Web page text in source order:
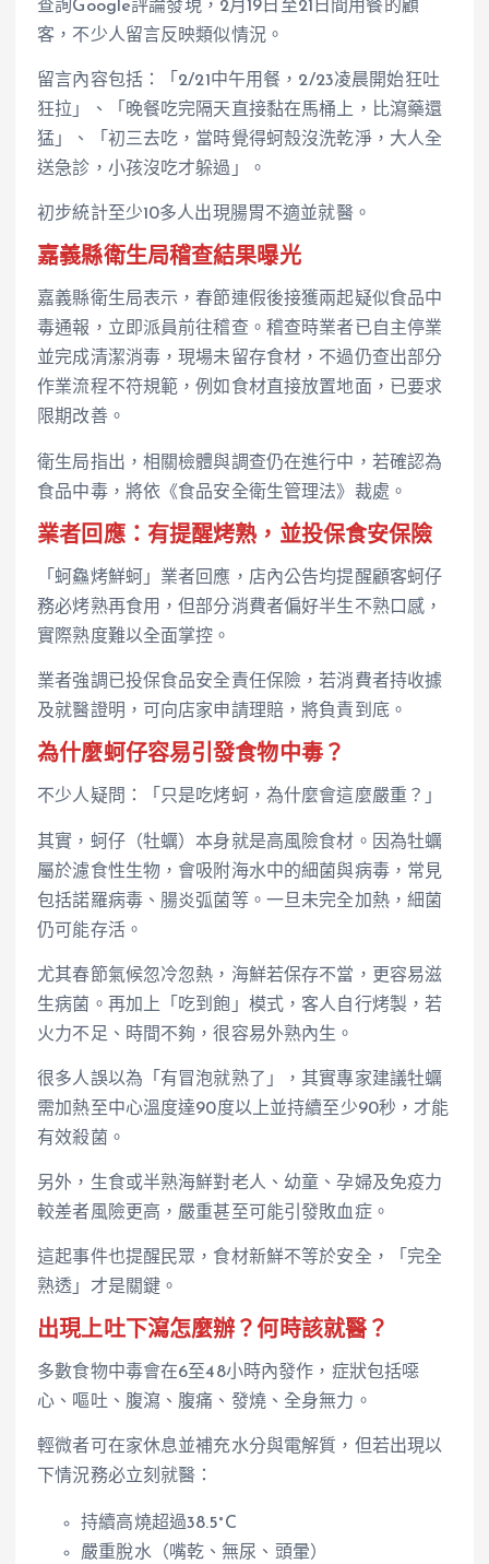
查詢Google評論發現，2月19日至21日間用餐的顧
客，不少人留言反映類似情況。
留言內容包括：「2/21中午用餐，2/23凌晨開始狂吐
狂拉」、「晚餐吃完隔天直接黏在馬桶上，比瀉藥還
猛」、「初三去吃，當時覺得蚵殼沒洗乾淨，大人全
送急診，小孩沒吃才躲過」。
初步統計至少10多人出現腸胃不適並就醫。
嘉義縣衛生局稽查結果曝光
嘉義縣衛生局表示，春節連假後接獲兩起疑似食品中
毒通報，立即派員前往稽查。稽查時業者已自主停業
並完成清潔消毒，現場未留存食材，不過仍查出部分
作業流程不符規範，例如食材直接放置地面，已要求
限期改善。
衛生局指出，相關檢體與調查仍在進行中，若確認為
食品中毒，將依《食品安全衛生管理法》裁處。
業者回應：有提醒烤熟，並投保食安保險
「蚵鱻烤鮮蚵」業者回應，店內公告均提醒顧客蚵仔
務必烤熟再食用，但部分消費者偏好半生不熟口感，
實際熟度難以全面掌控。
業者強調已投保食品安全責任保險，若消費者持收據
及就醫證明，可向店家申請理賠，將負責到底。
為什麼蚵仔容易引發食物中毒？
不少人疑問：「只是吃烤蚵，為什麼會這麼嚴重？」
其實，蚵仔（牡蠣）本身就是高風險食材。因為牡蠣
屬於濾食性生物，會吸附海水中的細菌與病毒，常見
包括諾羅病毒、腸炎弧菌等。一旦未完全加熱，細菌
仍可能存活。
尤其春節氣候忽冷忽熱，海鮮若保存不當，更容易滋
生病菌。再加上「吃到飽」模式，客人自行烤製，若
火力不足、時間不夠，很容易外熟內生。
很多人誤以為「有冒泡就熟了」，其實專家建議牡蠣
需加熱至中心溫度達90度以上並持續至少90秒，才能
有效殺菌。
另外，生食或半熟海鮮對老人、幼童、孕婦及免疫力
較差者風險更高，嚴重甚至可能引發敗血症。
這起事件也提醒民眾，食材新鮮不等於安全，「完全
熟透」才是關鍵。
出現上吐下瀉怎麼辦？何時該就醫？
多數食物中毒會在6至48小時內發作，症狀包括噁
心、嘔吐、腹瀉、腹痛、發燒、全身無力。
輕微者可在家休息並補充水分與電解質，但若出現以
下情況務必立刻就醫：
持續高燒超過38.5°C
嚴重脫水（嘴乾、無尿、頭暈）